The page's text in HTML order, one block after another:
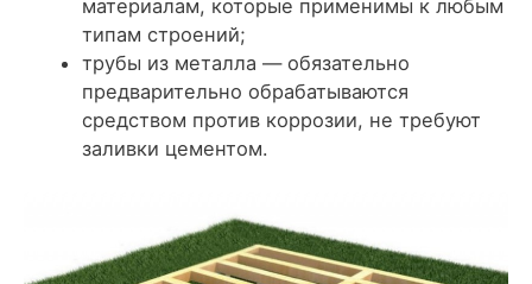
материалам, которые применимы к любым
типам строений;
трубы из металла— обязательно
предварительно обрабатываются
средством против коррозии, не требуют
заливки цементом.